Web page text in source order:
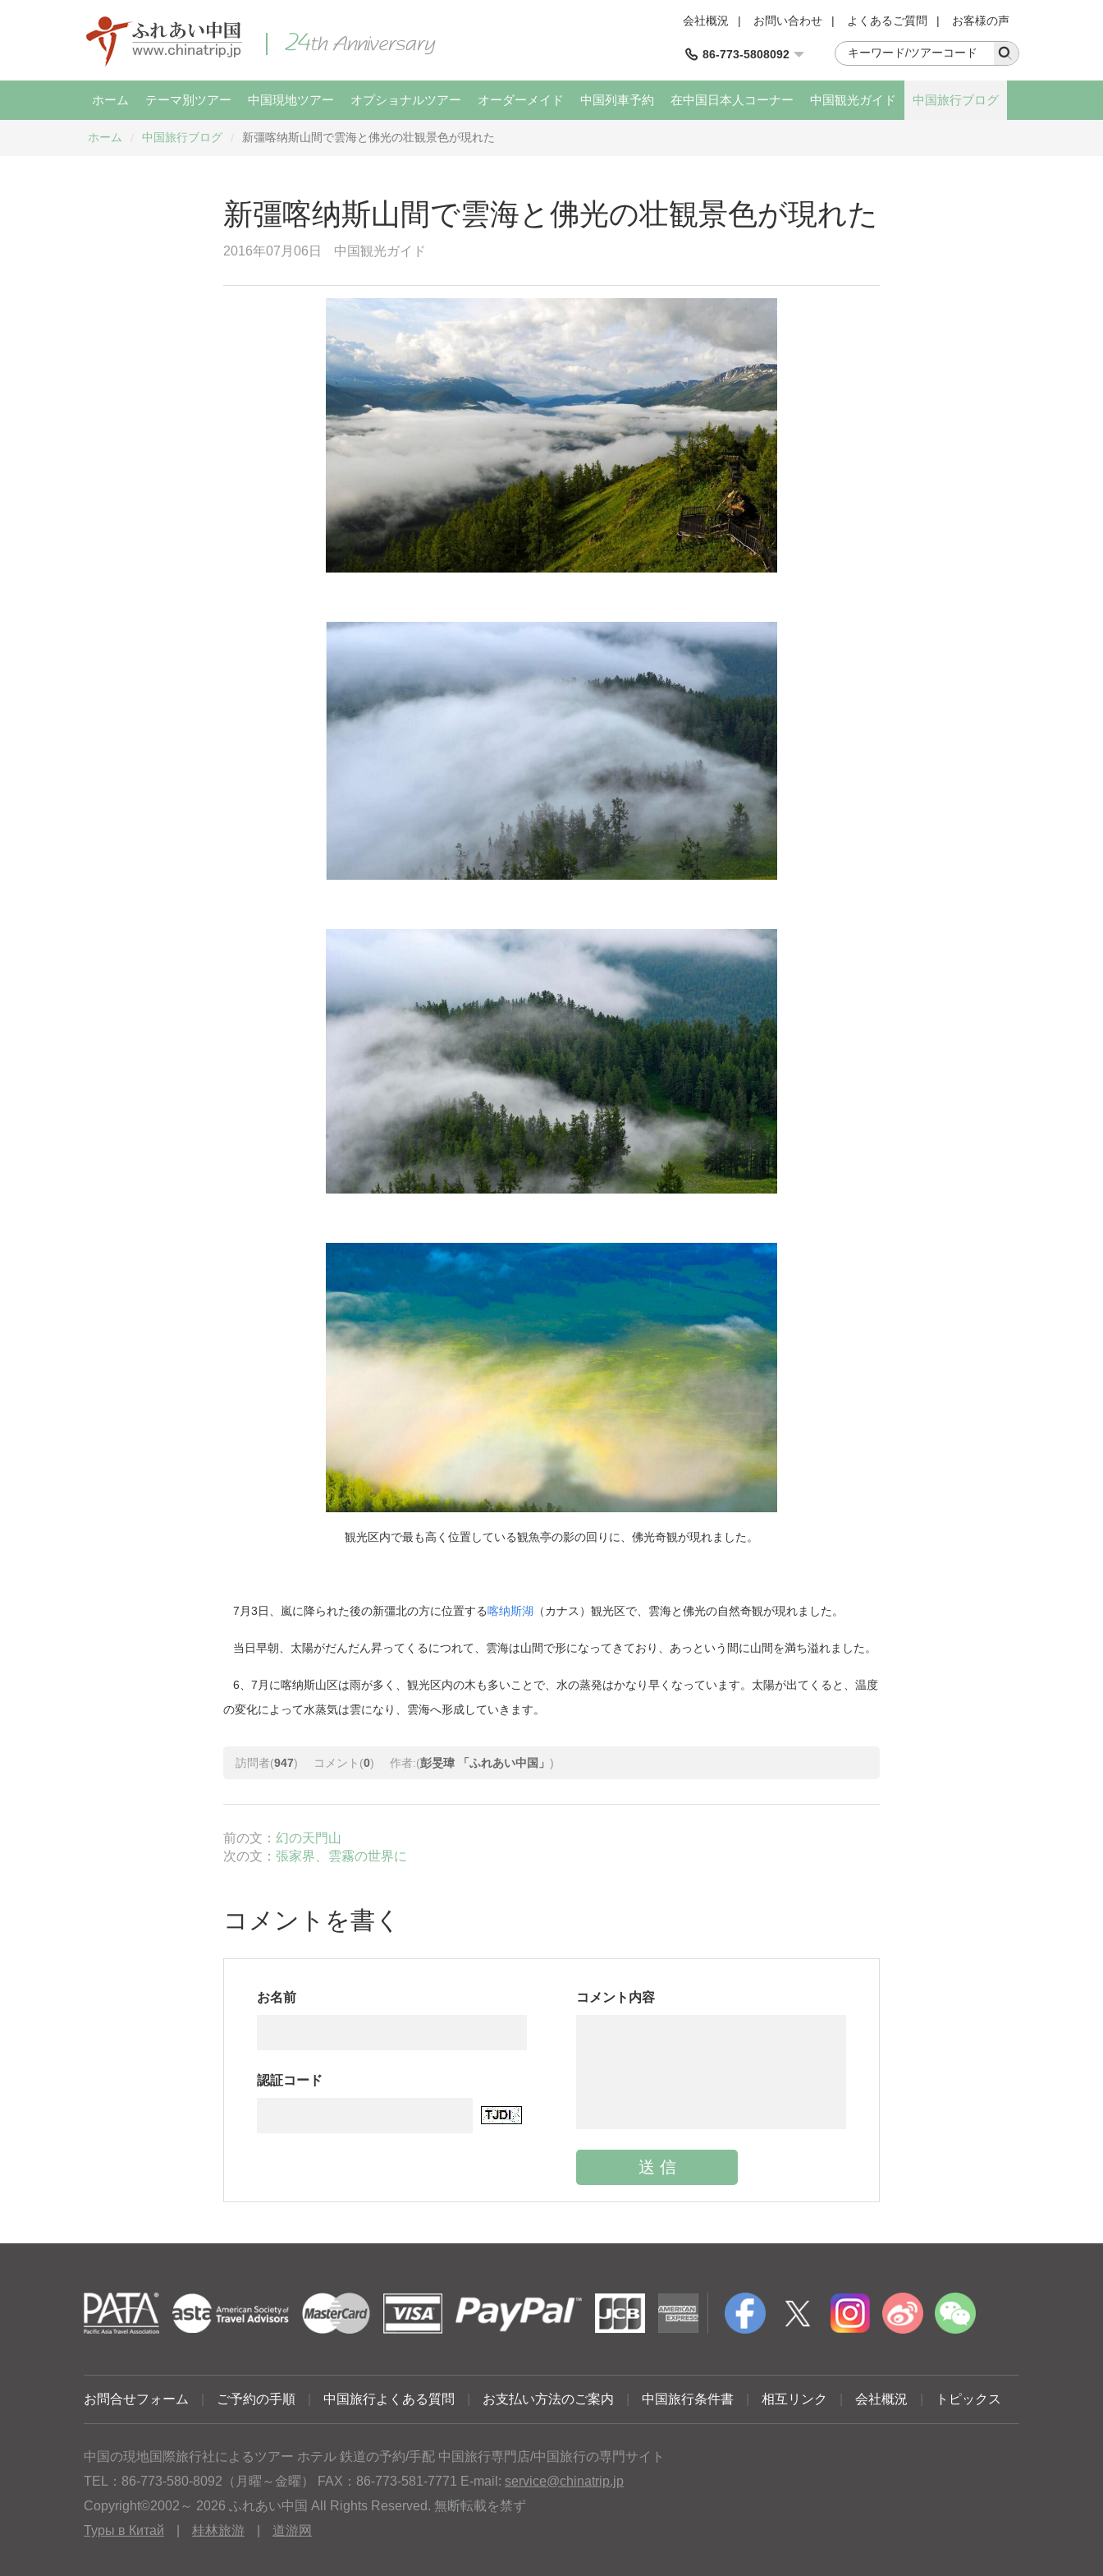
会社概況 | お問い合わせ | よくあるご質問 | お客様の声
86-773-5808092
ホーム テーマ別ツアー 中国現地ツアー オプショナルツアー オーダーメイド 中国列車予約 在中国日本人コーナー 中国観光ガイド 中国旅行ブログ
ホーム 中国旅行ブログ 新彊喀纳斯山間で雲海と佛光の壮観景色が現れた
新彊喀纳斯山間で雲海と佛光の壮観景色が現れた
2016年07月06日 中国観光ガイド
観光区内で最も高く位置している観魚亭の影の回りに、 佛光奇観が現れました。
7月3日、嵐に降られた後の新彊北の方に位置する喀纳斯湖 （カナス）観光区で、雲海と佛光の自然奇観が現れました。
当日早朝、太陽がだんだん昇ってくるにつれて、雲海は山間で形になってきており、あっという間に山間を満ち溢れました。
6、7月に喀纳斯山区は雨が多く、観光区内の木も多いことで、水の蒸発はかなり早くなっています。太陽が出てくると、温度
の変化によって水蒸気は雲になり、雲海へ形成していきます。
訪問者(947) コメント(0) 作者:(彭旻瑋 「ふれあい中国」 )
前の文： 幻の天門山
次の文： 張家界、雲霧の世界に
コメントを書く
お名前
認証コード
コメント内容
お問合せフォーム ご予約の手順 中国旅行よくある質問 お支払い方法のご案内 中国旅行条件書 相互リンク 会社概況 トピックス
中国の現地国際旅行社によるツアー ホテル 鉄道の予約/手配 中国旅行専門店/中国旅行の専門サイト
TEL：86-773-580-8092（月曜～金曜） FAX：86-773-581-7771 E-mail: service@chinatrip.jp
Copyright©2002～ 2026 ふれあい中国 All Rights Reserved. 無断転載を禁ず
Туры в Китай
桂林旅游 道游网